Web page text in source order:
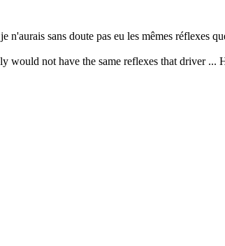
n'aurais sans doute pas eu les mêmes réflexes
would not have the same reflexes that driver ...